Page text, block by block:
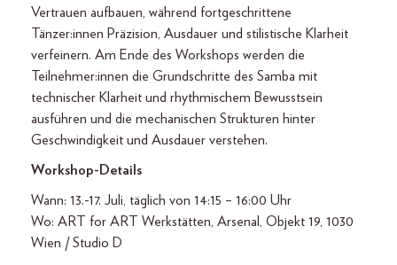
Vertrauen aufbauen, während fortgeschrittene
Tänzer:innen Präzision, Ausdauer und stilistische Klarheit
verfeinern. Am Ende des Workshops werden die
Teilnehmer:innen die Grundschritte des Samba mit
technischer Klarheit und rhythmischem Bewusstsein
ausführen und die mechanischen Strukturen hinter
Geschwindigkeit und Ausdauer verstehen.
Workshop-Details
Wann: 13.-17. Juli, täglich von 14:15 – 16:00 Uhr
Wo: ART for ART Werkstätten, Arsenal, Objekt 19, 1030
Wien / Studio D